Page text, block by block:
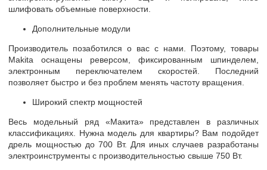
шлифовать объемные поверхности.
Дополнительные модули
Производитель позаботился о вас с нами. Поэтому, товары
Makita оснащены реверсом, фиксированным шпинделем,
электронным переключателем скоростей. Последний
позволяет быстро и без проблем менять частоту вращения.
Широкий спектр мощностей
Весь модельный ряд «Макита» представлен в различных
классификациях. Нужна модель для квартиры? Вам подойдет
дрель мощностью до 700 Вт. Для иных случаев разработаны
электроинструменты с производительностью свыше 750 Вт.